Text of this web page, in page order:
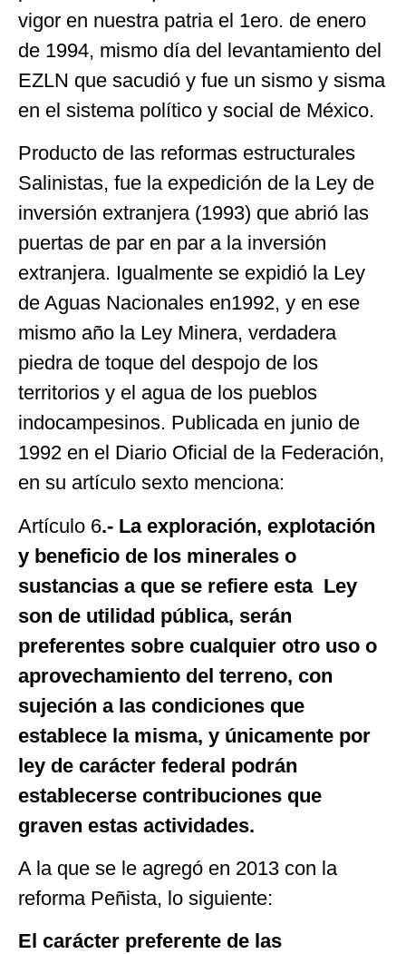
vigor en nuestra patria el 1ero. de enero
de 1994, mismo día del levantamiento del
EZLN que sacudió y fue un sismo y sisma
en el sistema político y social de México.
Producto de las reformas estructurales
Salinistas, fue la expedición de la Ley de
inversión extranjera (1993) que abrió las
puertas de par en par a la inversión
extranjera. Igualmente se expidió la Ley
de Aguas Nacionales en1992, y en ese
mismo año la Ley Minera, verdadera
piedra de toque del despojo de los
territorios y el agua de los pueblos
indocampesinos. Publicada en junio de
1992 en el Diario Oficial de la Federación,
en su artículo sexto menciona:
Artículo 6.- La exploración, explotación
y beneficio de los minerales o
sustancias a que se refiere esta Ley
son de utilidad pública, serán
preferentes sobre cualquier otro uso o
aprovechamiento del terreno, con
sujeción a las condiciones que
establece la misma, y únicamente por
ley de carácter federal podrán
establecerse contribuciones que
graven estas actividades.
A la que se le agregó en 2013 con la
reforma Peñista, lo siguiente:
El carácter preferente de las